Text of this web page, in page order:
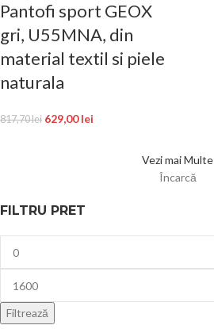
FILTRU PRET
Filtrează
Pantofi sport GEOX
gri, U55MNA, din
material textil si piele
naturala
817,70lei 629,00lei
Vezi mai Multe
Încarcă